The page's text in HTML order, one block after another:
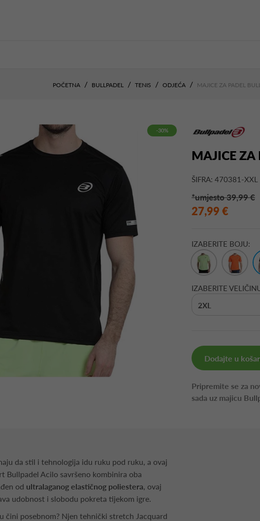
POČETNA BULLPADEL TENIS ODJEĆA MAJICE ZA PADEL
-30%
MAJICE ZA
ŠIFRA: 470381-XXL
*umjesto 39,99 €
27,99 €
IZABERITE BOJU:
IZABERITE
2XL
Dodajte u
Pripremite se za
sada uz majicu
da stil i tehnologija idu ruku pod ruku, a ovaj
Bullpadel Acilo savršeno kombinira oba
od ultralaganog elastičnog poliestera, ovaj
udobnost i slobodu pokreta tijekom igre.
čini posebnom? Njen tehnički stretch Jacquard